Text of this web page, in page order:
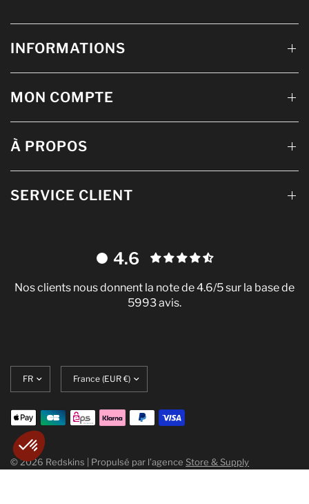
INFORMATIONS
MON COMPTE
À PROPOS
SERVICE CLIENT
4.6
Nos clients nous donnent la note de 4.6/5 sur la base de
5993 avis.
la
langue
© 2026 Redskins | Propulsé par l’agence Store & Supply
mesurer notre audience, entretenir
la meilleure expérience
par